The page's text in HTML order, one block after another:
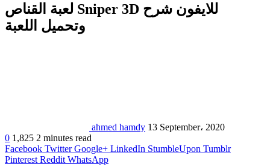
لعبة القناص Sniper 3D للايفون شرح
وتحميل اللعبة
ahmed hamdy 13 September، 2020
0 1,825 2 minutes read
Facebook Twitter Google+ LinkedIn StumbleUpon Tumblr
Pinterest Reddit WhatsApp